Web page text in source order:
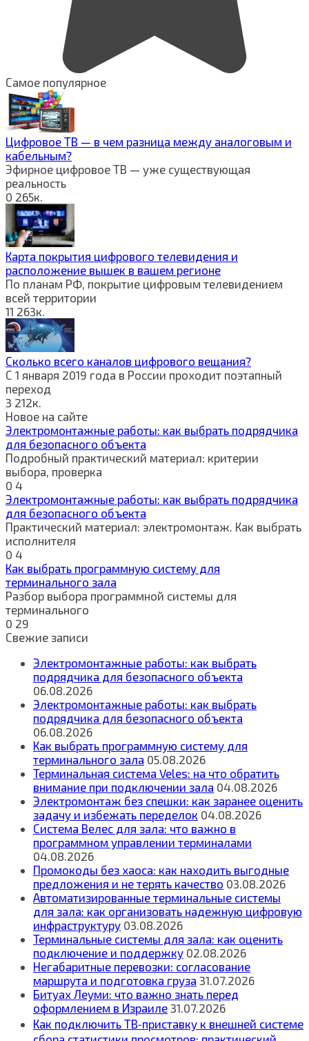
Самое популярное
Цифровое ТВ — в чем разница между аналоговым и
кабельным?
Эфирное цифровое ТВ — уже существующая
реальность
0 265к.
Карта покрытия цифрового телевидения и
расположение вышек в вашем регионе
По планам РФ, покрытие цифровым телевидением
всей территории
11 263к.
Сколько всего каналов цифрового вещания?
С 1 января 2019 года в России проходит поэтапный
переход
3 212к.
Новое на сайте
Электромонтажные работы: как выбрать подрядчика
для безопасного объекта
Подробный практический материал: критерии
выбора, проверка
0 4
Электромонтажные работы: как выбрать подрядчика
для безопасного объекта
Практический материал: электромонтаж. Как выбрать
исполнителя
0 4
Как выбрать программную систему для
терминального зала
Разбор выбора программной системы для
терминального
0 29
Свежие записи
Электромонтажные работы: как выбрать
подрядчика для безопасного объекта
06.08.2026
Электромонтажные работы: как выбрать
подрядчика для безопасного объекта
06.08.2026
Как выбрать программную систему для
терминального зала 05.08.2026
Терминальная система Veles: на что обратить
внимание при подключении зала 04.08.2026
Электромонтаж без спешки: как заранее оценить
задачу и избежать переделок 04.08.2026
Система Велес для зала: что важно в
программном управлении терминалами
04.08.2026
Промокоды без хаоса: как находить выгодные
предложения и не терять качество 03.08.2026
Автоматизированные терминальные системы
для зала: как организовать надежную цифровую
инфраструктуру 03.08.2026
Терминальные системы для зала: как оценить
подключение и поддержку 02.08.2026
Негабаритные перевозки: согласование
маршрута и подготовка груза 31.07.2026
Битуах Леуми: что важно знать перед
оформлением в Израиле 31.07.2026
Как подключить ТВ‑приставку к внешней системе